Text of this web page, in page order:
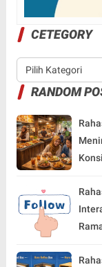
CETEGORY
RANDOM